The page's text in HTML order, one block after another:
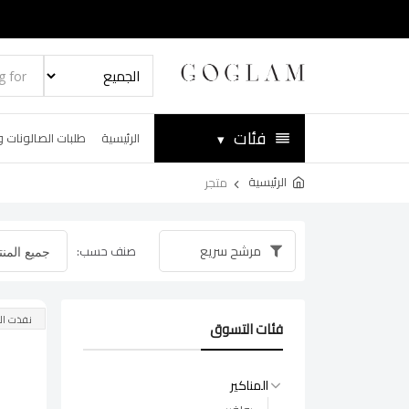
فئات ▾ الرئيسية طلبات الصالونات
الرئيسية متجر
مرشح سريع صنف حسب:
نفذت فئات التسوق
المناكير